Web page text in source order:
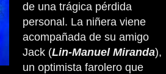
de una trágica pérdida
personal. La niñera viene
acompañada de su amigo
Jack (Lin-Manuel Miranda),
un optimista farolero que